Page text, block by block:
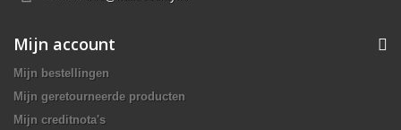
Mijn account
Mijn bestellingen
Mijn geretourneerde producten
Mijn creditnota's